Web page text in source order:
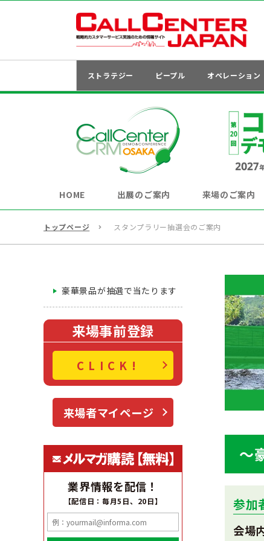
ストラテジー ピープル オペレーション
HOME 出展のご案内 来場のご案内
トップページ スタンプラリー抽選会のご案内
～
参加
会場
豪華景品が抽選で当たります
来場事前登録
CLICK!
来場者マイページ
業界情報を配信！
【配信日：毎月5日、20日】